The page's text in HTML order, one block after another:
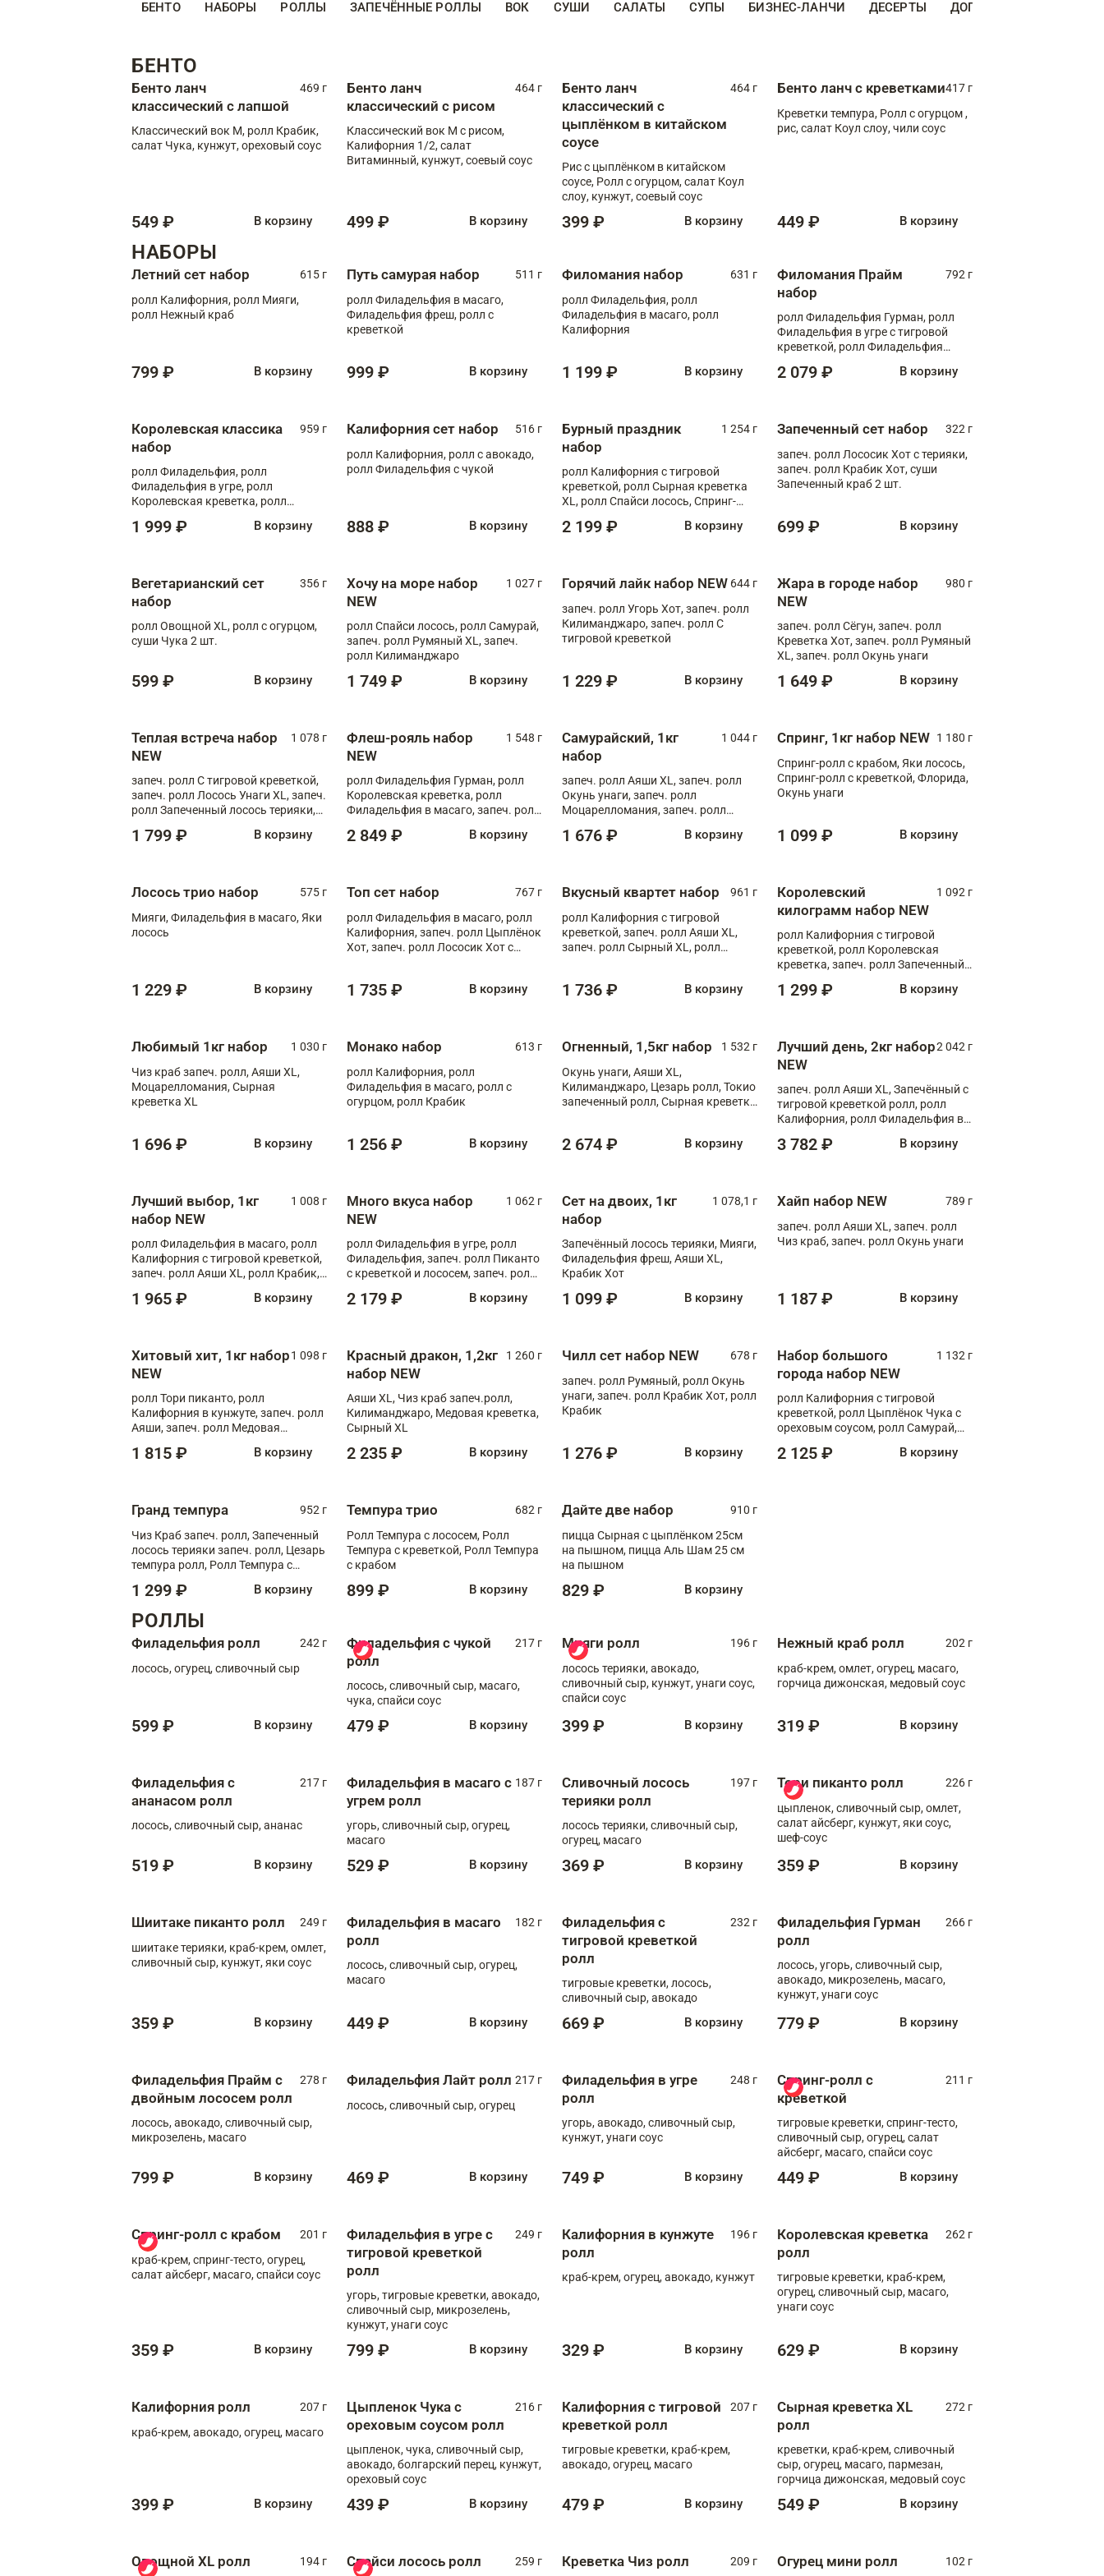
БЕНТО НАБОРЫ РОЛЛЫ ЗАПЕЧЁННЫЕ РОЛЛЫ ВОК СУШИ САЛАТЫ СУПЫ БИЗНЕС-ЛАНЧИ ДЕСЕРТЫ ДОПОЛНИТЕЛЬНО
БЕНТО
Бенто ланч
классический с лапшой
469 г
Классический вок М, ролл Крабик,
салат Чука, кунжут, ореховый соус
549 ₽ В корзину
Бенто ланч
классический с рисом
464 г
Классический вок М с рисом,
Калифорния 1/2, салат
Витаминный, кунжут, соевый соус
499 ₽ В корзину
Бенто ланч
классический с
цыплёнком в китайском
соусе
464 г
Рис с цыплёнком в китайском
соусе, Ролл с огурцом, салат Коул
слоу, кунжут, соевый соус
399 ₽ В корзину
Бенто ланч с креветками417 г
Креветки темпура, Ролл с огурцом ,
рис, салат Коул слоу, чили соус
449 ₽ В корзину
НАБОРЫ
Летний сет набор
615 г
ролл Калифорния, ролл Мияги,
ролл Нежный краб
799 ₽ В корзину
Путь самурая набор
511 г
ролл Филадельфия в масаго,
Филадельфия фреш, ролл с
креветкой
999 ₽ В корзину
Филомания набор
631 г
ролл Филадельфия, ролл
Филадельфия в масаго, ролл
Калифорния
1 199 ₽ В корзину
Филомания Прайм
набор
792 г
ролл Филадельфия Гурман, ролл
Филадельфия в угре с тигровой
креветкой, ролл Филадельфия
2 079 ₽ В корзину
Королевская классика
набор
959 г
ролл Филадельфия, ролл
Филадельфия в угре, ролл
Королевская креветка, ролл
1 999 ₽ В корзину
Калифорния сет набор
516 г
ролл Калифорния, ролл с авокадо,
ролл Филадельфия с чукой
888 ₽ В корзину
Бурный праздник
набор
1 254 г
ролл Калифорния с тигровой
креветкой, ролл Сырная креветка
XL, ролл Спайси лосось, Спринг-
Медовая креветка
2 199 ₽ В корзину
Запеченный сет набор
322 г
запеч. ролл Лососик Хот с терияки,
запеч. ролл Крабик Хот, суши
Запеченный краб 2 шт.
699 ₽ В корзину
Вегетарианский сет
набор
356 г
ролл Овощной XL, ролл с огурцом,
суши Чука 2 шт.
599 ₽ В корзину
Хочу на море набор
NEW
1 027 г
ролл Спайси лосось, ролл Самурай,
запеч. ролл Румяный XL, запеч.
ролл Килиманджаро
1 749 ₽ В корзину
Горячий лайк набор NEW 644 г
запеч. ролл Угорь Хот, запеч. ролл
Килиманджаро, запеч. ролл С
тигровой креветкой
1 229 ₽ В корзину
Жара в городе набор
NEW
980 г
запеч. ролл Сёгун, запеч. ролл
Креветка Хот, запеч. ролл Румяный
XL, запеч. ролл Окунь унаги
1 649 ₽ В корзину
Теплая встреча набор
NEW
1 078 г
запеч. ролл С тигровой креветкой,
запеч. ролл Лосось Унаги XL, запеч.
ролл Запеченный лосось терияки,
1 799 ₽ В корзину
Флеш-рояль набор
NEW
1 548 г
ролл Филадельфия Гурман, ролл
Королевская креветка, ролл
Филадельфия в масаго, запеч. ролл
Тигровая креветка с моцареллой,
2 849 ₽ В корзину
Самурайский, 1кг
набор
1 044 г
запеч. ролл Аяши XL, запеч. ролл
Окунь унаги, запеч. ролл
Моцарелломания, запеч. ролл
1 676 ₽ В корзину
Спринг, 1кг набор NEW 1 180 г
Спринг-ролл с крабом, Яки лосось,
Спринг-ролл с креветкой, Флорида,
Окунь унаги
1 099 ₽ В корзину
Лосось трио набор
575 г
Мияги, Филадельфия в масаго, Яки
лосось
1 229 ₽ В корзину
Топ сет набор
767 г
ролл Филадельфия в масаго, ролл
Калифорния, запеч. ролл Цыплёнок
Хот, запеч. ролл Лососик Хот с
1 735 ₽ В корзину
Вкусный квартет набор
961 г
ролл Калифорния с тигровой
креветкой, запеч. ролл Аяши XL,
запеч. ролл Сырный XL, ролл
1 736 ₽ В корзину
Королевский
килограмм набор NEW
1 092 г
ролл Калифорния с тигровой
креветкой, ролл Королевская
креветка, запеч. ролл Запеченный
XL, запеч. ролл Крабик Хот
1 299 ₽ В корзину
Любимый 1кг набор
1 030 г
Чиз краб запеч. ролл, Аяши XL,
Моцарелломания, Сырная
креветка XL
1 696 ₽ В корзину
Монако набор
613 г
ролл Калифорния, ролл
Филадельфия в масаго, ролл с
огурцом, ролл Крабик
1 256 ₽ В корзину
Огненный, 1,5кг набор
1 532 г
Окунь унаги, Аяши XL,
Килиманджаро, Цезарь ролл, Токио
запеченный ролл, Сырная креветка
2 674 ₽ В корзину
Лучший день, 2кг набор
NEW
2 042 г
запеч. ролл Аяши XL, Запечённый с
тигровой креветкой ролл, ролл
Калифорния, ролл Филадельфия в
запеч. ролл Моцарелломания, ролл
3 782 ₽ В корзину
Лучший выбор, 1кг
набор NEW
1 008 г
ролл Филадельфия в масаго, ролл
Калифорния с тигровой креветкой,
запеч. ролл Аяши XL, ролл Крабик,
1 965 ₽ В корзину
Много вкуса набор
NEW
1 062 г
ролл Филадельфия в угре, ролл
Филадельфия, запеч. ролл Пиканто
с креветкой и лососем, запеч. ролл
2 179 ₽ В корзину
Сет на двоих, 1кг
набор
1 078,1 г
Запечённый лосось терияки, Мияги,
Филадельфия фреш, Аяши XL,
Крабик Хот
1 099 ₽ В корзину
Хайп набор NEW
789 г
запеч. ролл Аяши XL, запеч. ролл
Чиз краб, запеч. ролл Окунь унаги
1 187 ₽ В корзину
Хитовый хит, 1кг набор
NEW
1 098 г
ролл Тори пиканто, ролл
Калифорния в кунжуте, запеч. ролл
Аяши, запеч. ролл Медовая
чукой
1 815 ₽ В корзину
Красный дракон, 1,2кг
набор NEW
1 260 г
Аяши XL, Чиз краб запеч.ролл,
Килиманджаро, Медовая креветка,
Сырный XL
2 235 ₽ В корзину
Чилл сет набор NEW
678 г
запеч. ролл Румяный, ролл Окунь
унаги, запеч. ролл Крабик Хот, ролл
Крабик
1 276 ₽ В корзину
Набор большого
города набор NEW
1 132 г
ролл Калифорния с тигровой
креветкой, ролл Цыплёнок Чука с
ореховым соусом, ролл Самурай,
ролл с крабом
2 125 ₽ В корзину
Гранд темпура
952 г
Чиз Краб запеч. ролл, Запеченный
лосось терияки запеч. ролл, Цезарь
темпура ролл, Ролл Темпура с
1 299 ₽ В корзину
Темпура трио
682 г
Ролл Темпура с лососем, Ролл
Темпура с креветкой, Ролл Темпура
с крабом
899 ₽ В корзину
Дайте две набор
910 г
пицца Сырная с цыплёнком 25см
на пышном, пицца Аль Шам 25 см
на пышном
829 ₽ В корзину
РОЛЛЫ
Филадельфия ролл
242 г
лосось, огурец, сливочный сыр
599 ₽ В корзину
Филадельфия с чукой
ролл
217 г
лосось, сливочный сыр, масаго,
чука, спайси соус
479 ₽ В корзину
Мияги ролл
196 г
лосось терияки, авокадо,
сливочный сыр, кунжут, унаги соус,
спайси соус
399 ₽ В корзину
Нежный краб ролл
202 г
краб-крем, омлет, огурец, масаго,
горчица дижонская, медовый соус
319 ₽ В корзину
Филадельфия с
ананасом ролл
217 г
лосось, сливочный сыр, ананас
519 ₽ В корзину
Филадельфия в масаго с
угрем ролл
187 г
угорь, сливочный сыр, огурец,
масаго
529 ₽ В корзину
Сливочный лосось
терияки ролл
197 г
лосось терияки, сливочный сыр,
огурец, масаго
369 ₽ В корзину
Тори пиканто ролл
226 г
цыпленок, сливочный сыр, омлет,
салат айсберг, кунжут, яки соус,
шеф-соус
359 ₽ В корзину
Шиитаке пиканто ролл
249 г
шиитаке терияки, краб-крем, омлет,
сливочный сыр, кунжут, яки соус
359 ₽ В корзину
Филадельфия в масаго
ролл
182 г
лосось, сливочный сыр, огурец,
масаго
449 ₽ В корзину
Филадельфия с
тигровой креветкой
ролл
232 г
тигровые креветки, лосось,
сливочный сыр, авокадо
669 ₽ В корзину
Филадельфия Гурман
ролл
266 г
лосось, угорь, сливочный сыр,
авокадо, микрозелень, масаго,
кунжут, унаги соус
779 ₽ В корзину
Филадельфия Прайм с
двойным лососем ролл
278 г
лосось, авокадо, сливочный сыр,
микрозелень, масаго
799 ₽ В корзину
Филадельфия Лайт ролл 217 г
лосось, сливочный сыр, огурец
469 ₽ В корзину
Филадельфия в угре
ролл
248 г
угорь, авокадо, сливочный сыр,
кунжут, унаги соус
749 ₽ В корзину
Спринг-ролл с
креветкой
211 г
тигровые креветки, спринг-тесто,
сливочный сыр, огурец, салат
айсберг, масаго, спайси соус
449 ₽ В корзину
Спринг-ролл с крабом
201 г
краб-крем, спринг-тесто, огурец,
салат айсберг, масаго, спайси соус
359 ₽ В корзину
Филадельфия в угре с
тигровой креветкой
ролл
249 г
угорь, тигровые креветки, авокадо,
сливочный сыр, микрозелень,
кунжут, унаги соус
799 ₽ В корзину
Калифорния в кунжуте
ролл
196 г
краб-крем, огурец, авокадо, кунжут
329 ₽ В корзину
Королевская креветка
ролл
262 г
тигровые креветки, краб-крем,
огурец, сливочный сыр, масаго,
унаги соус
629 ₽ В корзину
Калифорния ролл
207 г
краб-крем, авокадо, огурец, масаго
399 ₽ В корзину
Цыпленок Чука с
ореховым соусом ролл
216 г
цыпленок, чука, сливочный сыр,
авокадо, болгарский перец, кунжут,
ореховый соус
439 ₽ В корзину
Калифорния с тигровой
креветкой ролл
207 г
тигровые креветки, краб-крем,
авокадо, огурец, масаго
479 ₽ В корзину
Сырная креветка XL
ролл
272 г
креветки, краб-крем, сливочный
сыр, огурец, масаго, пармезан,
горчица дижонская, медовый соус
549 ₽ В корзину
Овощной XL ролл 194 г Спайси лосось ролл 259 г Креветка Чиз ролл 209 г Огурец мини ролл 102 г